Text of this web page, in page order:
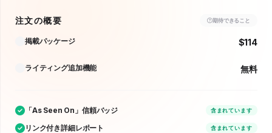
注文の概要 期待できること
掲載パッケージ $114
ライティング追加機能 無料
「As Seen On」信頼バッジ 含まれています
リンク付き詳細レポート 含まれています